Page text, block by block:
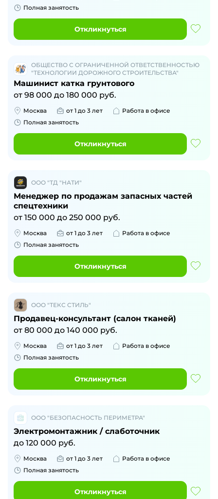
Полная занятость
Откликнуться
ОБЩЕСТВО С ОГРАНИЧЕННОЙ ОТВЕТСТВЕННОСТЬЮ
"ТЕХНОЛОГИИ ДОРОЖНОГО СТРОИТЕЛЬСТВА"
Машинист катка грунтового
от 98 000 до 180 000 руб.
Москва от 1 до 3 лет
Работа в офисе
Полная занятость
Откликнуться
ООО "ТД "НАТИ"
Менеджер по продажам запасных частей
спецтехники
от 150 000 до 250 000 руб.
Москва от 1 до 3 лет
Работа в офисе
Полная занятость
Откликнуться
ООО "ТЕКС СТИЛЬ"
Продавец-консультант (салон тканей)
от 80 000 до 140 000 руб.
Москва от 1 до 3 лет
Работа в офисе
Полная занятость
Откликнуться
ООО "БЕЗОПАСНОСТЬ ПЕРИМЕТРА"
Электромонтажник / слаботочник
до 120 000 руб.
Москва от 1 до 3 лет
Работа в офисе
Полная занятость
Откликнуться